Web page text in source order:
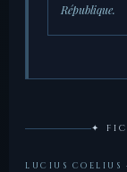
République.
✦
LUCIUS COELIUS